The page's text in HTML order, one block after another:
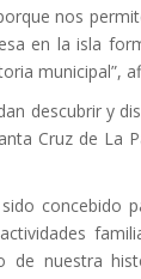
nos
en la isla
municipal”,
descubrir y
Cruz de La
concebido
nuestra